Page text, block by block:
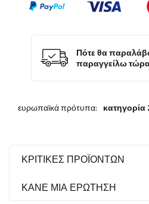
Πότε θα
παραγγείλω
ευρωπαϊκά πρότυπα: κατηγορία
ΚΡΙΤΙΚΈΣ ΠΡΟΪΌΝΤΩΝ
ΚΆΝΕ ΜΙΑ ΕΡΏΤΗΣΗ